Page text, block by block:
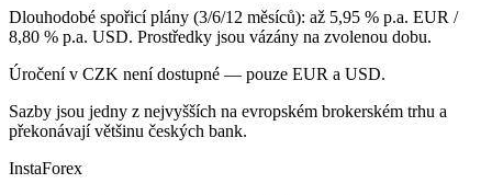
Dlouhodobé spořicí plány (3/6/12 měsíců): až 5,95 % p.a. EUR /
8,80 % p.a. USD. Prostředky jsou vázány na zvolenou dobu.
Úročení v CZK není dostupné — pouze EUR a USD.
Sazby jsou jedny z nejvyšších na evropském brokerském trhu a
překonávají většinu českých bank.
InstaForex